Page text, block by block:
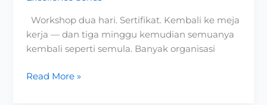
Workshop dua hari. Sertifikat. Kembali ke meja
kerja — dan tiga minggu kemudian semuanya
kembali seperti semula. Banyak organisasi
Read More »